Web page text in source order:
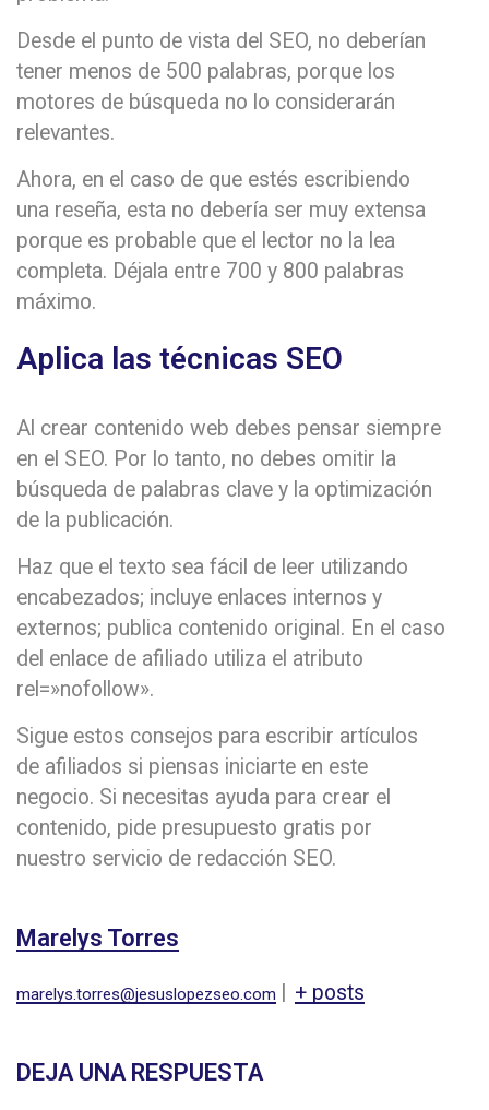
Desde el punto de vista del SEO, no deberían
tener menos de 500 palabras, porque los
motores de búsqueda no lo considerarán
relevantes.
Ahora, en el caso de que estés escribiendo
una reseña, esta no debería ser muy extensa
porque es probable que el lector no la lea
completa. Déjala entre 700 y 800 palabras
máximo.
Aplica las técnicas SEO
Al crear contenido web debes pensar siempre
en el SEO. Por lo tanto, no debes omitir la
búsqueda de palabras clave y la optimización
de la publicación.
Haz que el texto sea fácil de leer utilizando
encabezados; incluye enlaces internos y
externos; publica contenido original. En el caso
del enlace de afiliado utiliza el atributo
rel=»nofollow».
Sigue estos consejos para escribir artículos
de afiliados si piensas iniciarte en este
negocio. Si necesitas ayuda para crear el
contenido, pide presupuesto gratis por
nuestro servicio de redacción SEO.
Marelys Torres
marelys.torres@jesuslopezseo.com + posts
DEJA UNA RESPUESTA